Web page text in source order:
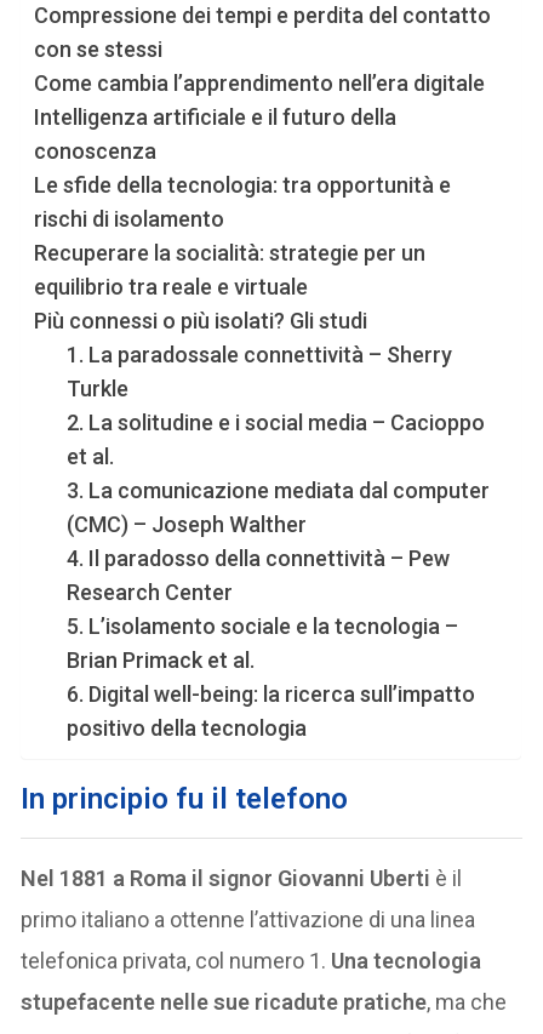
Compressione dei tempi e perdita del contatto
con se stessi
Come cambia l’apprendimento nell’era digitale
Intelligenza artificiale e il futuro della
conoscenza
Le sfide della tecnologia: tra opportunità e
rischi di isolamento
Recuperare la socialità: strategie per un
equilibrio tra reale e virtuale
Più connessi o più isolati? Gli studi
1. La paradossale connettività – Sherry
Turkle
2. La solitudine e i social media – Cacioppo
et al.
3. La comunicazione mediata dal computer
(CMC) – Joseph Walther
4. Il paradosso della connettività – Pew
Research Center
5. L’isolamento sociale e la tecnologia –
Brian Primack et al.
6. Digital well-being: la ricerca sull’impatto
positivo della tecnologia
In principio fu il telefono
Nel 1881 a Roma il signor Giovanni Uberti è il
primo italiano a ottenne l’attivazione di una linea
telefonica privata, col numero 1. Una tecnologia
stupefacente nelle sue ricadute pratiche, ma che